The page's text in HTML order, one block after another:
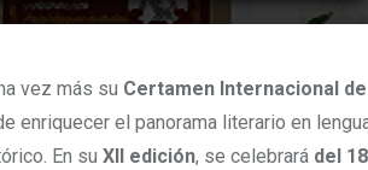
vez más su Certamen Internacional de
enriquecer el panorama literario en
En su XII edición, se celebrará del